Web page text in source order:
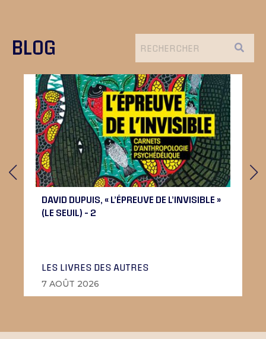
BLOG
DAVID DUPUIS, « L’ÉPREUVE DE L’INVISIBLE »
(LE SEUIL) – 2
LES LIVRES DES AUTRES
7 AOÛT 2026